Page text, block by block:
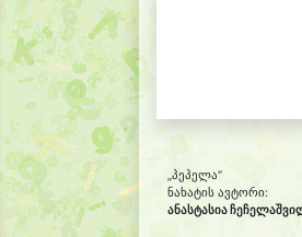
„პეპელა“
ნახატის ავტორი:
ანასტასია